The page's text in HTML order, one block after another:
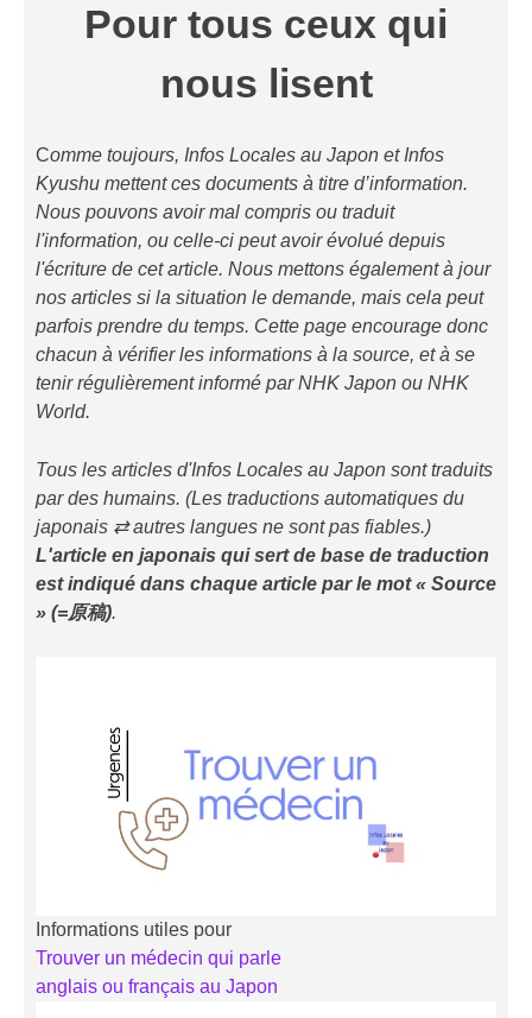
Pour tous ceux qui
nous lisent
Comme toujours, Infos Locales au Japon et Infos
Kyushu mettent ces documents à titre d’information.
Nous pouvons avoir mal compris ou traduit
l'information, ou celle-ci peut avoir évolué depuis
l'écriture de cet article. Nous mettons également à jour
nos articles si la situation le demande, mais cela peut
parfois prendre du temps. Cette page encourage donc
chacun à vérifier les informations à la source, et à se
tenir régulièrement informé par NHK Japon ou NHK
World.
Tous les articles d'Infos Locales au Japon sont traduits
par des humains. (Les traductions automatiques du
japonais ⇄ autres langues ne sont pas fiables.)
L'article en japonais qui sert de base de traduction
est indiqué dans chaque article par le mot « Source
» (=原稿).
Informations utiles pour
Trouver un médecin qui parle
anglais ou français au Japon